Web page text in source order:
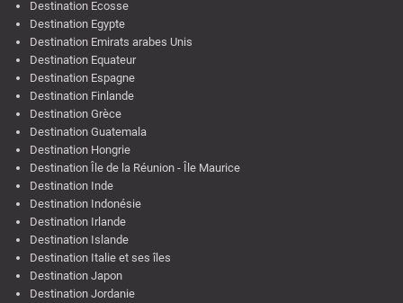
Destination Ecosse
Destination Egypte
Destination Emirats arabes Unis
Destination Equateur
Destination Espagne
Destination Finlande
Destination Grèce
Destination Guatemala
Destination Hongrie
Destination Île de la Réunion - Île Maurice
Destination Inde
Destination Indonésie
Destination Irlande
Destination Islande
Destination Italie et ses îles
Destination Japon
Destination Jordanie